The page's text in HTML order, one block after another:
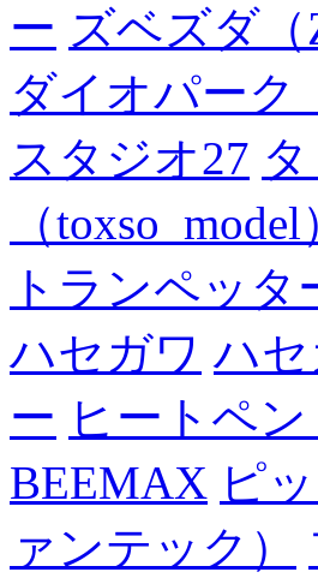
ー ズベズダ（
ダイオパーク
スタジオ27
（toxso_model
トランペッタ
ハセガワ ハセ
ー ヒートペ
BEEMAX ピ
ァンテック）